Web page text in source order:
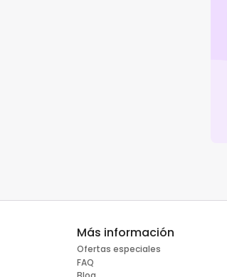
Más información
Ofertas especiales
FAQ